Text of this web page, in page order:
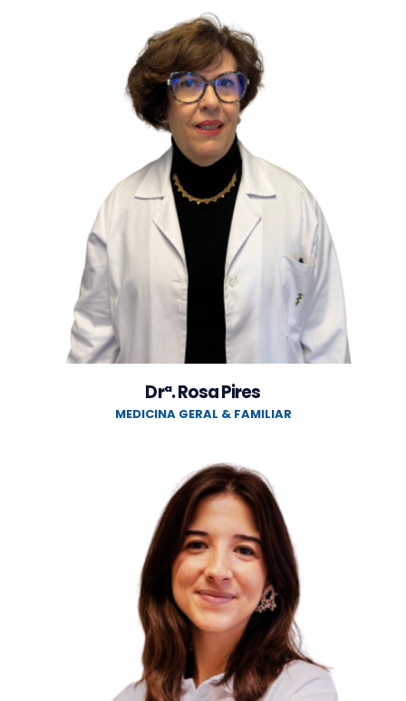
Drª. Rosa Pires
MEDICINA GERAL & FAMILIAR